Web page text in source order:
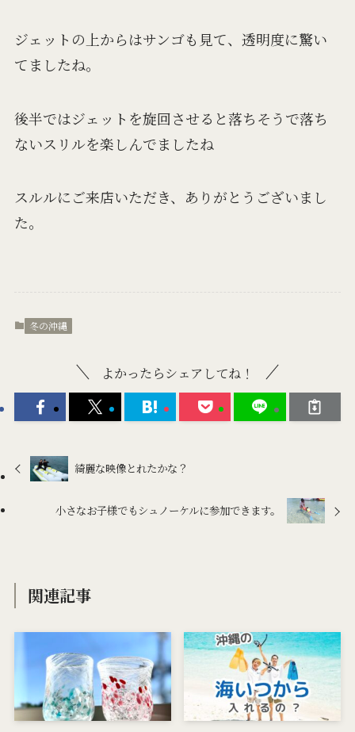
ジェットの上からはサンゴも見て、透明度に驚い
てましたね。
後半ではジェットを旋回させると落ちそうで落ち
ないスリルを楽しんでましたね
スルルにご来店いただき、ありがとうございまし
た。
冬の沖縄
よかったらシェアしてね！
綺麗な映像とれたかな？
小さなお子様でもシュノーケルに参加できます。
関連記事